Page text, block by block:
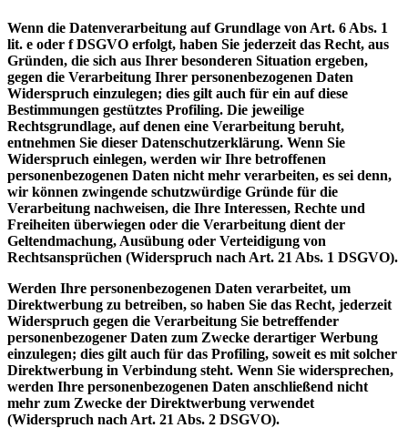
Wenn die Datenverarbeitung auf Grundlage von Art. 6 Abs. 1
lit. e oder f DSGVO erfolgt, haben Sie jederzeit das Recht, aus
Gründen, die sich aus Ihrer besonderen Situation ergeben,
gegen die Verarbeitung Ihrer personenbezogenen Daten
Widerspruch einzulegen; dies gilt auch für ein auf diese
Bestimmungen gestütztes Profiling. Die jeweilige
Rechtsgrundlage, auf denen eine Verarbeitung beruht,
entnehmen Sie dieser Datenschutzerklärung. Wenn Sie
Widerspruch einlegen, werden wir Ihre betroffenen
personenbezogenen Daten nicht mehr verarbeiten, es sei denn,
wir können zwingende schutzwürdige Gründe für die
Verarbeitung nachweisen, die Ihre Interessen, Rechte und
Freiheiten überwiegen oder die Verarbeitung dient der
Geltendmachung, Ausübung oder Verteidigung von
Rechtsansprüchen (Widerspruch nach Art. 21 Abs. 1 DSGVO).
Werden Ihre personenbezogenen Daten verarbeitet, um
Direktwerbung zu betreiben, so haben Sie das Recht, jederzeit
Widerspruch gegen die Verarbeitung Sie betreffender
personenbezogener Daten zum Zwecke derartiger Werbung
einzulegen; dies gilt auch für das Profiling, soweit es mit solcher
Direktwerbung in Verbindung steht. Wenn Sie widersprechen,
werden Ihre personenbezogenen Daten anschließend nicht
mehr zum Zwecke der Direktwerbung verwendet
(Widerspruch nach Art. 21 Abs. 2 DSGVO).